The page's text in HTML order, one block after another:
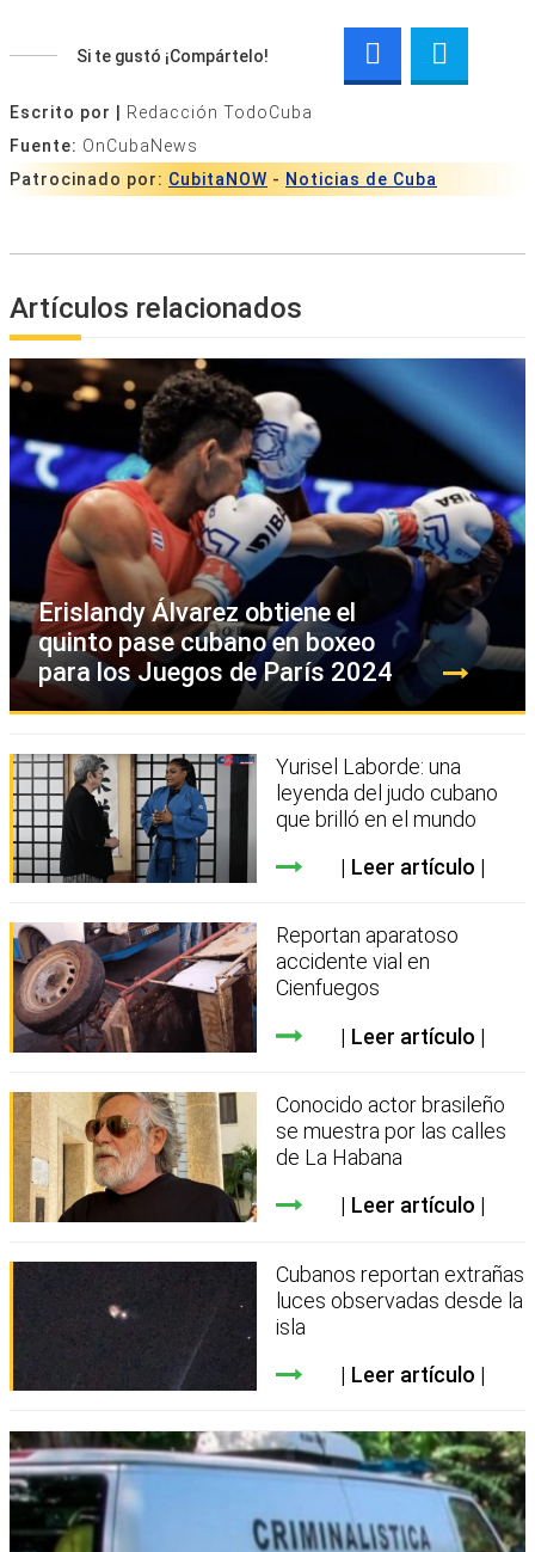
Si te gustó ¡Compártelo!
Escrito por |
Redacción TodoCuba
Fuente: OnCubaNews
Patrocinado por: CubitaNOW - Noticias de Cuba
Artículos relacionados
Erislandy Álvarez obtiene el
quinto pase cubano en boxeo
para los Juegos de París 2024
Yurisel Laborde: una
leyenda del judo cubano
que brilló en el mundo
Leer artículo
Reportan aparatoso
accidente vial en
Cienfuegos
Leer artículo
Conocido actor brasileño
se muestra por las calles
de La Habana
Leer artículo
Cubanos reportan extrañas
luces observadas desde la
isla
Leer artículo